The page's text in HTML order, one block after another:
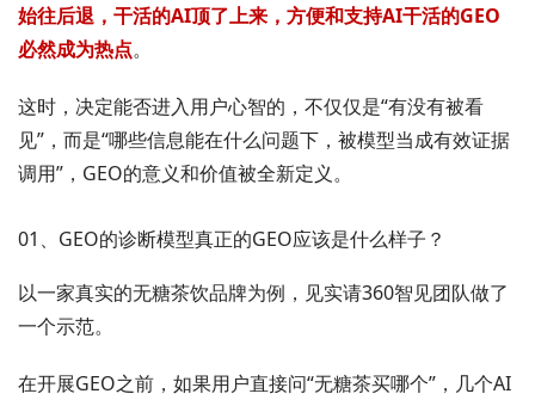
始往后退，干活的AI顶了上来，方便和支持AI干活的GEO
必然成为热点。
这时，决定能否进入用户心智的，不仅仅是“有没有被看
见”，而是“哪些信息能在什么问题下，被模型当成有效证据
调用”，GEO的意义和价值被全新定义。
01、GEO的诊断模型真正的GEO应该是什么样子？
以一家真实的无糖茶饮品牌为例，见实请360智见团队做了
一个示范。
在开展GEO之前，如果用户直接问“无糖茶买哪个”，几个AI